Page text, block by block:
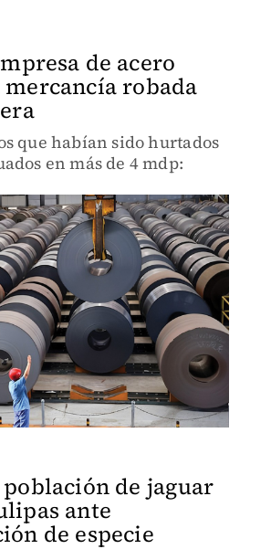
de acero
robada
que habían sido hurtados
en más de 4 mdp:
de jaguar
ante
de especie